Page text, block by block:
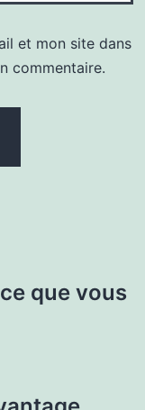
et mon site dans
commentaire.
que vous